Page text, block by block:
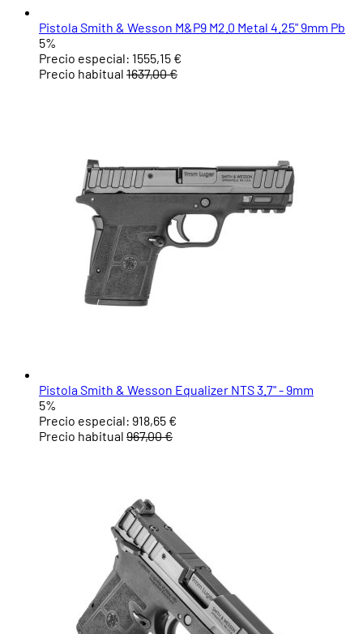
Pistola Smith & Wesson M&P9 M2.0 Metal 4.25" 9mm Pb
5%
Precio especial: 1555,15 €
Precio habitual 1637,00 €
Pistola Smith & Wesson Equalizer NTS 3.7" - 9mm
5%
Precio especial: 918,65 €
Precio habitual 967,00 €